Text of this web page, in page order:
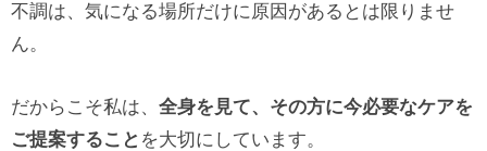
不調は、気になる場所だけに原因があるとは限りませ
ん。
だからこそ私は、 全身を見て、その方に今必要なケアを
ご提案すること を大切にしています。